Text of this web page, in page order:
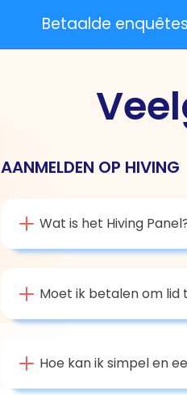
Betaalde enquêtes
AANMELDEN OP HIVING
Wat is het Hiving
Moet ik betalen om lid
Hoe kan ik simpel en